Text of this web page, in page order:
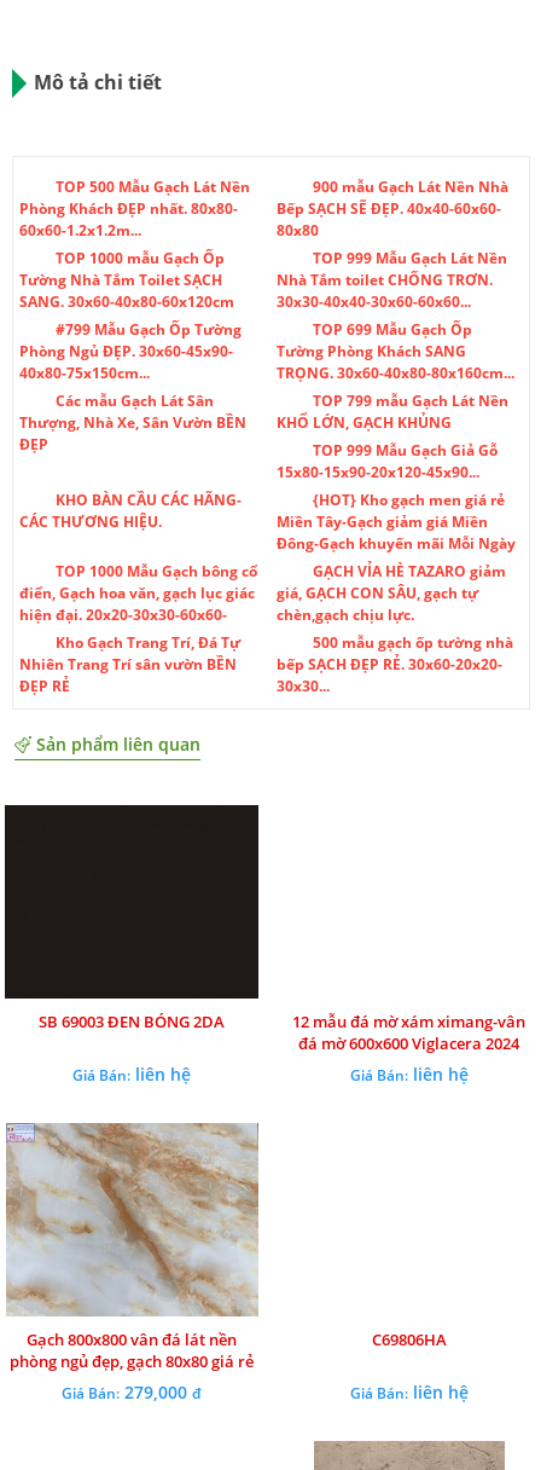
Mô tả chi tiết
TOP 500 Mẫu Gạch Lát Nền
Phòng Khách ĐẸP nhất. 80x80-
60x60-1.2x1.2m...
900 mẫu Gạch Lát Nền Nhà
Bếp SẠCH SẼ ĐẸP. 40x40-60x60-
80x80
TOP 1000 mẫu Gạch Ốp
Tường Nhà Tắm Toilet SẠCH
SANG. 30x60-40x80-60x120cm
TOP 999 Mẫu Gạch Lát Nền
Nhà Tắm toilet CHỐNG TRƠN.
30x30-40x40-30x60-60x60...
#799 Mẫu Gạch Ốp Tường
Phòng Ngủ ĐẸP. 30x60-45x90-
40x80-75x150cm...
TOP 699 Mẫu Gạch Ốp
Tường Phòng Khách SANG
TRỌNG. 30x60-40x80-80x160cm...
Các mẫu Gạch Lát Sân
Thượng, Nhà Xe, Sân Vườn BỀN
ĐẸP
TOP 799 mẫu Gạch Lát Nền
KHỔ LỚN, GẠCH KHỦNG
TOP 999 Mẫu Gạch Giả Gỗ
15x80-15x90-20x120-45x90...
KHO BÀN CẦU CÁC HÃNG-
CÁC THƯƠNG HIỆU.
{HOT} Kho gạch men giá rẻ
Miền Tây-Gạch giảm giá Miền
Đông-Gạch khuyến mãi Mỗi Ngày
TOP 1000 Mẫu Gạch bông cổ
điển, Gạch hoa văn, gạch lục giác
hiện đại. 20x20-30x30-60x60-
GẠCH VỈA HÈ TAZARO giảm
giá, GẠCH CON SÂU, gạch tự
chèn,gạch chịu lực.
Kho Gạch Trang Trí, Đá Tự
Nhiên Trang Trí sân vườn BỀN
ĐẸP RẺ
500 mẫu gạch ốp tường nhà
bếp SẠCH ĐẸP RẺ. 30x60-20x20-
30x30...
Sản phẩm liên quan
SB 69003 ĐEN BÓNG 2DA
Giá Bán: liên hệ
12 mẫu đá mờ xám ximang-vân
đá mờ 600x600 Viglacera 2024
Giá Bán:liên hệ
Gạch 800x800 vân đá lát nền
phòng ngủ đẹp, gạch 80x80 giá rẻ
Giá Bán: 279,000đ
C69806HA
Giá Bán:liên hệ